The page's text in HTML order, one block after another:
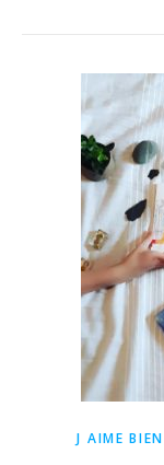
J AIME BIEN